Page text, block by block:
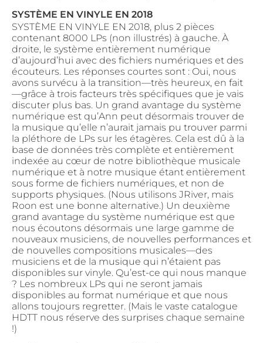
SYSTÈME EN VINYLE EN 2018
SYSTÈME EN VINYLE EN 2018, plus 2 pièces
contenant 8000 LPs (non illustrés) à gauche. À
droite, le système entièrement numérique
d’aujourd’hui avec des fichiers numériques et des
écouteurs. Les réponses courtes sont : Oui, nous
avons survécu à la transition—très heureux, en fait
—grâce à trois facteurs très spécifiques que je vais
discuter plus bas. Un grand avantage du système
numérique est qu’Ann peut désormais trouver de
la musique qu’elle n’aurait jamais pu trouver parmi
la pléthore de LPs sur les étagères. Cela est dû à la
base de données très complète et entièrement
indexée au cœur de notre bibliothèque musicale
numérique et à notre musique étant entièrement
sous forme de fichiers numériques, et non de
supports physiques. (Nous utilisons JRiver, mais
Roon est une bonne alternative.) Un deuxième
grand avantage du système numérique est que
nous écoutons désormais une large gamme de
nouveaux musiciens, de nouvelles performances et
de nouvelles compositions musicales—des
musiciens et de la musique qui n’étaient pas
disponibles sur vinyle. Qu’est-ce qui nous manque
? Les nombreux LPs qui ne seront jamais
disponibles au format numérique et que nous
allons toujours regretter. (Mais le vaste catalogue
HDTT nous réserve des surprises chaque semaine
!)